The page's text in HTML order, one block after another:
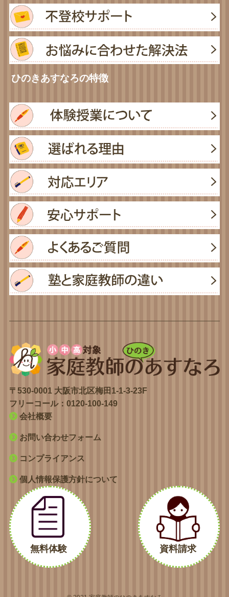
ひのきあすなろの特徴
〒530-0001 大阪市北区梅田1-1-3-23F
フリーコール： 0120-100-149
会社概要
お問い合わせフォーム
コンプライアンス
個人情報保護方針について